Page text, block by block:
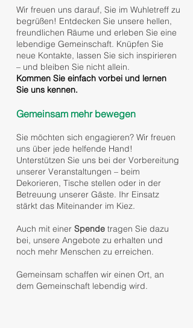
Wir freuen uns darauf, Sie im Wuhletreff zu
begrüßen! Entdecken Sie unsere hellen,
freundlichen Räume und erleben Sie eine
lebendige Gemeinschaft. Knüpfen Sie
neue Kontakte, lassen Sie sich inspirieren
– und bleiben Sie nicht allein.
Kommen Sie einfach vorbei und lernen
Sie uns kennen.
Gemeinsam mehr bewegen
Sie möchten sich engagieren? Wir freuen
uns über jede helfende Hand!
Unterstützen Sie uns bei der Vorbereitung
unserer Veranstaltungen – beim
Dekorieren, Tische stellen oder in der
Betreuung unserer Gäste. Ihr Einsatz
stärkt das Miteinander im Kiez.
Auch mit einer Spende tragen Sie dazu
bei, unsere Angebote zu erhalten und
noch mehr Menschen zu erreichen.
Gemeinsam schaffen wir einen Ort, an
dem Gemeinschaft lebendig wird.